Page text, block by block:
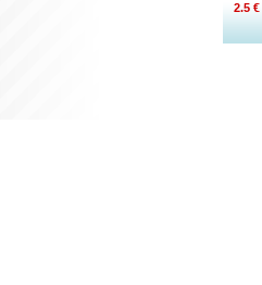
2.5 €